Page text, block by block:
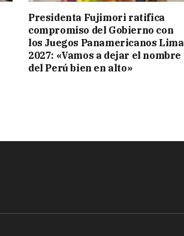
Presidenta Fujimori ratifica
compromiso del Gobierno con
los Juegos Panamericanos Lima
2027: «Vamos a dejar el nombre
del Perú bien en alto»